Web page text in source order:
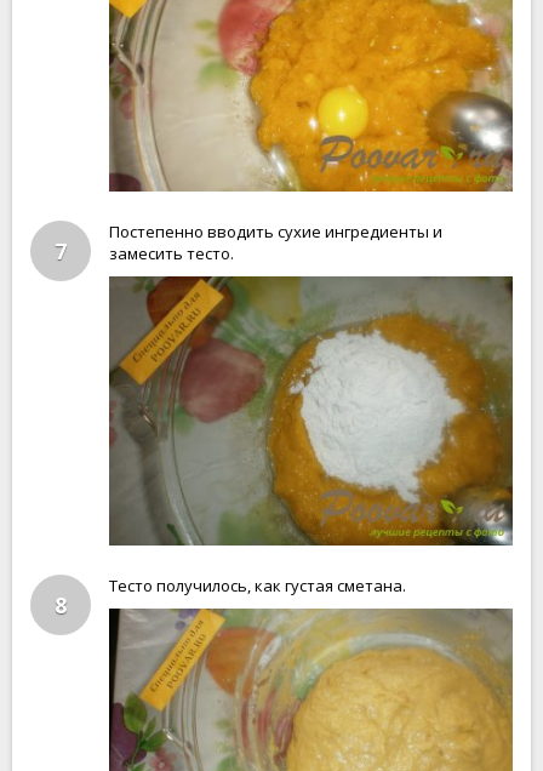
7
Постепенно вводить сухие ингредиенты и
замесить тесто.
8
Тесто получилось, как густая сметана.